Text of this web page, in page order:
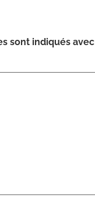
sont indiqués avec